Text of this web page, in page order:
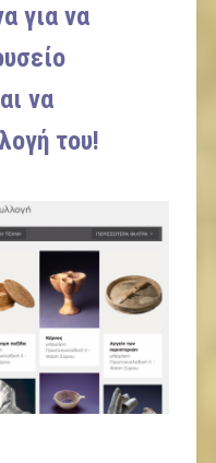
για να
να
του!